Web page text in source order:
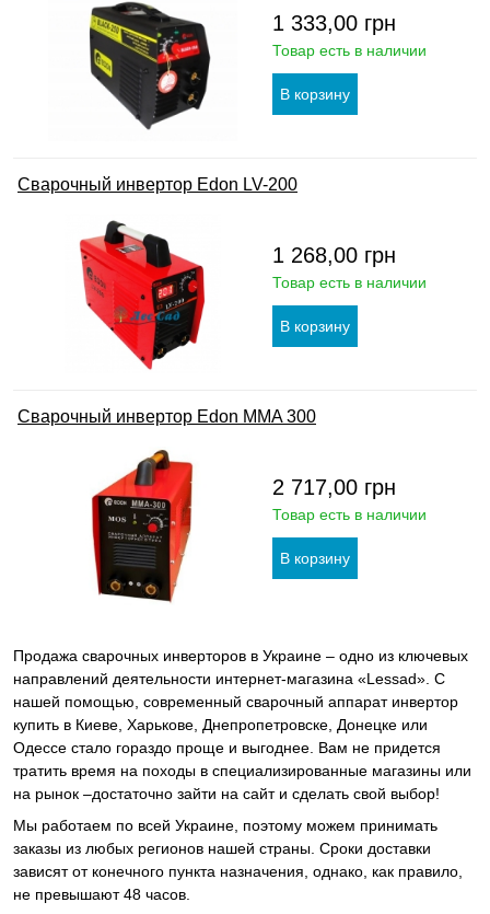
1 333,00 грн
Товар есть в наличии
Сварочный инвертор Edon LV-200
1 268,00 грн
Товар есть в наличии
Сварочный инвертор Edon MMA 300
2 717,00 грн
Товар есть в наличии
Продажа сварочных инверторов в Украине – одно из ключевых
направлений деятельности интернет-магазина «Lessad». С
нашей помощью, современный сварочный аппарат инвертор
купить в Киеве, Харькове, Днепропетровске, Донецке или
Одессе стало гораздо проще и выгоднее. Вам не придется
тратить время на походы в специализированные магазины или
на рынок –достаточно зайти на сайт и сделать свой выбор!
Мы работаем по всей Украине, поэтому можем принимать
заказы из любых регионов нашей страны. Сроки доставки
зависят от конечного пункта назначения, однако, как правило,
не превышают 48 часов.